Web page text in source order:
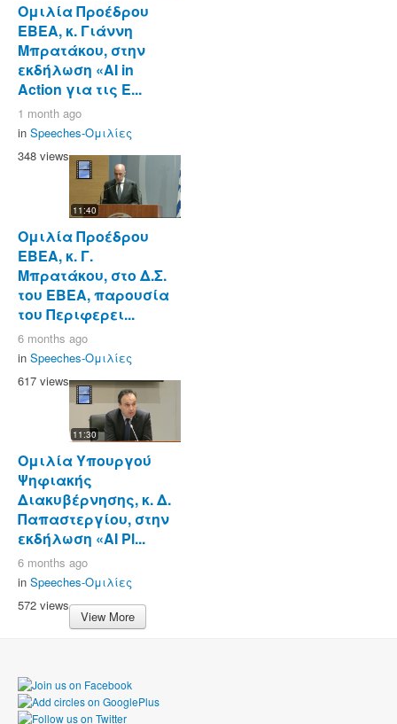
Ομιλία Προέδρου
ΕΒΕΑ, κ. Γιάννη
Μπρατάκου, στην
εκδήλωση «AI in
Action για τις Ε...
1 month ago
in Speeches-Ομιλίες
348 views
11:40
Ομιλία Προέδρου
ΕΒΕΑ, κ. Γ.
Μπρατάκου, στο Δ.Σ.
του ΕΒΕΑ, παρουσία
του Περιφερει...
6 months ago
in Speeches-Ομιλίες
617 views
11:30
Ομιλία Υπουργού
Ψηφιακής
Διακυβέρνησης, κ. Δ.
Παπαστεργίου, στην
εκδήλωση «AI Pl...
6 months ago
in Speeches-Ομιλίες
572 views
View More